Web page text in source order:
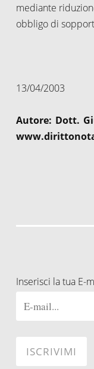
mediante
obbligo di
13/04/2003
Autore: Dott.
Inserisci la tua E-